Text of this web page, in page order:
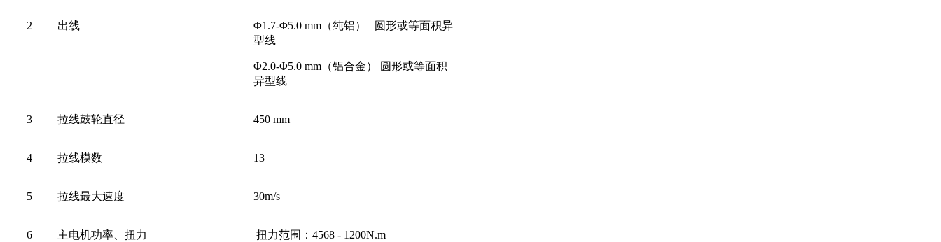
2 出线
Φ1.7-Φ5.0 mm（纯铝） 圆形或等面积异
型线
Φ2.0-Φ5.0 mm（铝合金） 圆形或等面积
异型线
3 拉线鼓轮直径 450 mm
4 拉线模数 13
5 拉线最大速度 30m/s
6 主电机功率、扭力 扭力范围：4568 - 1200N.m